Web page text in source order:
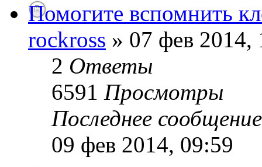
Помогите вспомнить
rockross » 07 фев 2014,
2 Ответы
6591 Просмотры
Последнее
09 фев 2014, 09:59